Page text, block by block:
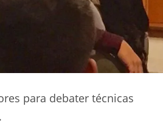
para debater técnicas